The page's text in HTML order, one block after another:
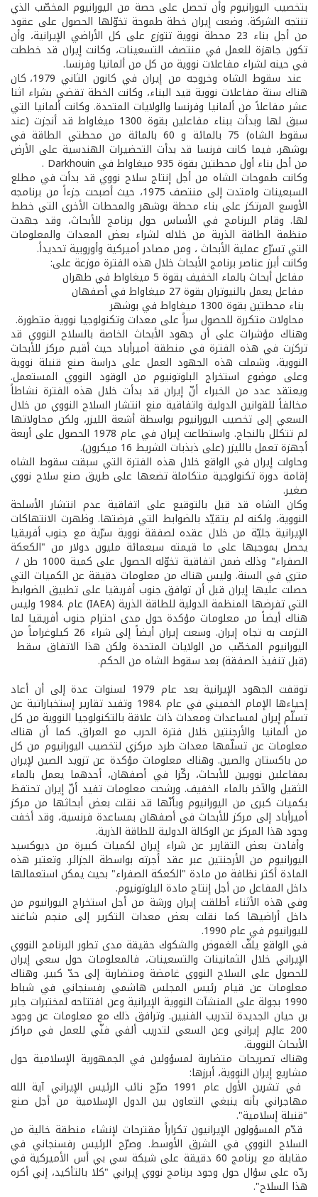
بتخصيب اليورانيوم وأن تحصل على حصة من اليورانيوم المخصّب الذي
تنتجه الشركة. وضعت إيران خطة طموحة تخوّلها الحصول على عقود
من أجل بناء 23 محطة نووية تتوزع على كل الأراضي الإيرانية، وأن
تكون جاهزة للعمل في منتصف التسعينات، وكانت إيران قد خططت
في حينه لشراء مفاعلات نووية من كل من ألمانيا وفرنسا.
عند سقوط الشاه وخروجه من إيران في كانون الثاني 1979، كان
هناك ستة مفاعلات نووية قيد البناء، وكانت الخطة تقضي بشراء اثنا
عشر مفاعلاً من ألمانيا وفرنسا والولايات المتحدة. وكانت ألمانيا التي
سبق لها وبدأت ببناء مفاعلين بقوة 1300 ميغاواط قد أنجزت (عند
سقوط الشاه) 75 بالمائة و 60 بالمائة من محطتي الطاقة في
بوشهر، فيما كانت فرنسا قد بدأت التحضيرات الهندسية على الأرض
من أجل بناء أول محطتين بقوة 935 ميغاواط في Darkhouin .
وكانت طموحات الشاه من أجل إنتاج سلاح نووي قد بدأت في مطلع
السبعينات وامتدت إلى منتصف 1975، حيث أصبحت جزءاً من برنامجه
الأوسع المرتكز على بناء محطة بوشهر والمحطات الأخرى التي خطط
لها. وقام البرنامج في الأساس حول برنامج للأبحاث، وقد جهدت
منظمة الطاقة الذرية من خلاله لشراء بعض المعدات والمعلومات
التي تسرّع عملية الأبحاث ، ومن مصادر أميركية وأوروبية تحديداً.
وكانت أبرز عناصر برنامج الأبحاث خلال هذه الفترة موزعة على:
­ مفاعل أبحاث بالماء الخفيف بقوة 5 ميغاواط في طهران
­ مفاعل يعمل بالنيوتران بقوة 27 ميغاواط في أصفهان
­ بناء محطتين بقوة 1300 ميغاواط في بوشهر
­ محاولات متكررة للحصول سراً على معدات وتكنولوجيا نووية متطورة.
وهناك مؤشرات على أن جهود الأبحاث الخاصة بالسلاح النووي قد
تركزت في هذه الفترة في منطقة أميرأباد حيث أقيم مركز للأبحاث
النووية، وشملت هذه الجهود العمل على دراسة صنع قنبلة نووية
وعلى موضوع استخراج البلوتونيوم من الوقود النووي المستعمل.
ويعتقد عدد من الخبراء أنّ إيران قد بدأت خلال هذه الفترة نشاطاً
مخالفاً للقوانين الدولية واتفاقية منع انتشار السلاح النووي من خلال
السعي إلى تخصيب اليورانيوم بواسطة أشعة الليزر، ولكن محاولاتها
لم تتكلل بالنجاح. واستطاعت إيران في عام 1978 الحصول على أربعة
أجهزة تعمل بالليزر (على ذبذبات الشريط 16 ميكرون).
وحاولت إيران في الواقع خلال هذه الفترة التي سبقت سقوط الشاه
إقامة دورة تكنولوجية متكاملة تضعها على طريق صنع سلاح نووي
صغير.
وكان الشاه قد قبل بالتوقيع على اتفاقية عدم انتشار الأسلحة
النووية، ولكنه لم يتقيّد بالضوابط التي فرضتها. وظهرت الانتهاكات
الإيرانية جليّة من خلال عقده لصفقة نووية سرّية مع جنوب أفريقيا
يحصل بموجبها على ما قيمته سبعمائة مليون دولار من "الكعكة
الصفراء" وذلك ضمن اتفاقية تخوّله الحصول على كمية 1000 طن /
متري في السنة. وليس هناك من معلومات دقيقة عن الكميات التي
حصلت عليها إيران قبل أن توافق جنوب أفريقيا على تطبيق الضوابط
التي تفرضها المنظمة الدولية للطاقة الذرية (IAEA) عام .1984 وليس
هناك أيضاً من معلومات مؤكدة حول مدى احترام جنوب أفريقيا لما
التزمت به تجاه إيران. وسعت إيران أيضاً إلى شراء 26 كيلوغراماً من
اليورانيوم المخصّب من الولايات المتحدة ولكن هذا الاتفاق سقط
(قبل تنفيذ الصفقة) بعد سقوط الشاه من الحكم.
توقفت الجهود الإيرانية بعد عام 1979 لسنوات عدة إلى أن أعاد
إحياءها الإمام الخميني في عام .1984 وتفيد تقارير إستخباراتية عن
تسلّم إيران لمساعدات ومعدات ذات علاقة بالتكنولوجيا النووية من كل
من ألمانيا والأرجنتين خلال فترة الحرب مع العراق. كما أن هناك
معلومات عن تسلّمها معدات طرد مركزي لتخصيب اليورانيوم من كل
من باكستان والصين. وهناك معلومات مؤكدة عن تزويد الصين لإيران
بمفاعلين نوويين للأبحاث، ركّزا في أصفهان، أحدهما يعمل بالماء
الثقيل والآخر بالماء الخفيف. ورشحت معلومات تفيد أنّ إيران تحتفظ
بكميات كبرى من اليورانيوم وبأنّها قد نقلت بعض أبحاثها من مركز
أميرأباد إلى مركز للأبحاث في أصفهان بمساعدة فرنسية، وقد أخفت
وجود هذا المركز عن الوكالة الدولية للطاقة الذرية.
وأفادت بعض التقارير عن شراء إيران لكميات كبيرة من ديوكسيد
اليورانيوم من الأرجنتين عبر عقد أجرته بواسطة الجزائر. وتعتبر هذه
المادة أكثر نظافة من مادة "الكعكة الصفراء" بحيث يمكن استعمالها
داخل المفاعل من أجل إنتاج مادة البلوتونيوم.
وفي هذه الأثناء أطلقت إيران ورشة من أجل استخراج اليورانيوم من
داخل أراضيها كما نقلت بعض معدات التكرير إلى منجم شاغند
لليورانيوم في عام 1990.
في الواقع يلفّ الغموض والشكوك حقيقة مدى تطور البرنامج النووي
الإيراني خلال الثمانينات والتسعينات، فالمعلومات حول سعي إيران
للحصول على السلاح النووي غامضة ومتضاربة إلى حدّ كبير. وهناك
معلومات عن قيام رئيس المجلس هاشمي رفسنجاني في شباط
1990 بجولة على المنشآت النووية الإيرانية وعن افتتاحه لمختبرات جابر
بن حيان الجديدة لتدريب الفنيين. وترافق ذلك مع معلومات عن وجود
200 عالِم إيراني وعن السعي لتدريب ألفي فنّي للعمل في مراكز
الأبحاث النووية.
وهناك تصريحات متضاربة لمسؤولين في الجمهورية الإسلامية حول
مشاريع إيران النووية، أبرزها:
­ في تشرين الأول عام 1991 صرّح نائب الرئيس الإيراني آية الله
مهاجراني بأنه ينبغي التعاون بين الدول الإسلامية من أجل صنع
"قنبلة إسلامية".
­ قدّم المسؤولون الإيرانيون تكراراً مقترحات لإنشاء منطقة خالية من
السلاح النووي في الشرق الأوسط. وصرّح الرئيس رفسنجاني في
مقابلة مع برنامج 60 دقيقة على شبكة سي بي أس الأميركية في
ردّه على سؤال حول وجود برنامج نووي إيراني "كلا بالتأكيد، إني أكره
هذا السلاح".